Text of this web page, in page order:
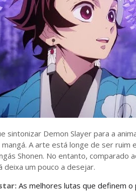
sintonizar Demon Slayer para a
A arte está longe de ser ruim
Shonen. No entanto, comparado
deixa um pouco a desejar.
As melhores lutas que definem